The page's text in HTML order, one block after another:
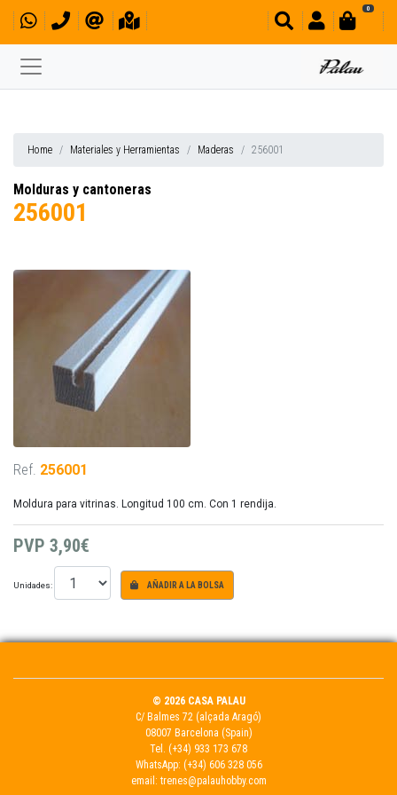
0
Home Materiales y Herramientas Maderas 256001
Molduras y cantoneras
256001
Ref. 256001
Moldura para vitrinas. Longitud 100 cm. Con 1 rendija.
PVP 3,90€
Unidades: AÑADIR A LA BOLSA
© 2026 CASA PALAU
C/ Balmes 72 (alçada Aragó)
08007 Barcelona (Spain)
Tel. (+34) 933 173 678
WhatsApp: (+34) 606 328 056
email: trenes@palauhobby.com